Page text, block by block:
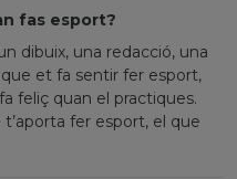
fas esport?
dibuix, una redacció, una
et fa sentir fer esport,
feliç quan el practiques.
fer esport, el que